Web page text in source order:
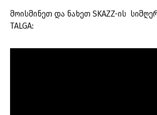
მოისმინეთ და ნახეთ SKAZZ-ის
TALGA: